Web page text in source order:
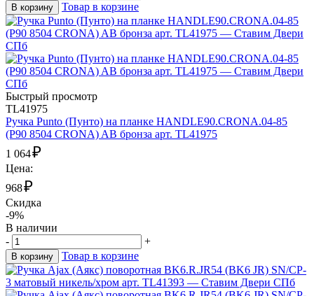
В корзину Товар в корзине
Быстрый просмотр
TL41975
Ручка Punto (Пунто) на планке HANDLE90.CRONA.04-85
(P90 8504 CRONA) AB бронза арт. TL41975
1 064₽
Цена:
968₽
Скидка
-9%
В наличии
-
+
В корзину Товар в корзине